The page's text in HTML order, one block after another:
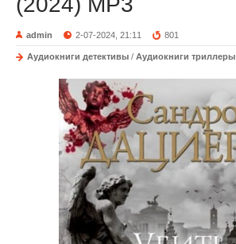
admin 2-07-2024, 21:11 801
Аудиокниги детективы / Аудиокниги триллеры